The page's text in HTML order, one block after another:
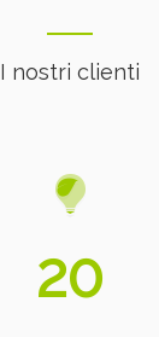
I nostri clienti
21